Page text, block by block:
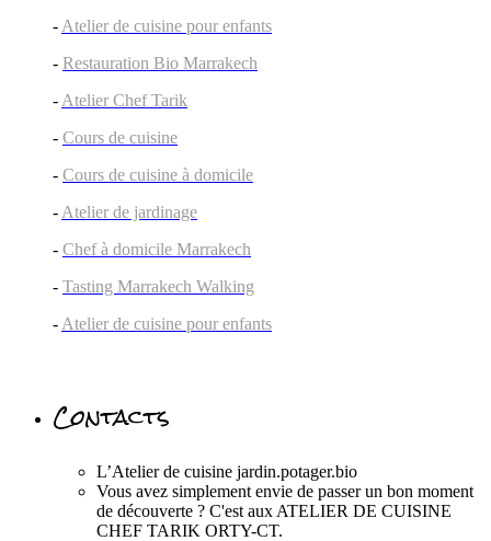
- Atelier de cuisine pour enfants
- Restauration Bio Marrakech
- Atelier Chef Tarik
- Cours de cuisine
- Cours de cuisine à domicile
- Atelier de jardinage
- Chef à domicile Marrakech
- Tasting Marrakech Walking
- Atelier de cuisine pour enfants
Contacts
L’Atelier de cuisine jardin.potager.bio
Vous avez simplement envie de passer un bon moment
de découverte ? C'est aux ATELIER DE CUISINE
CHEF TARIK ORTY-CT.